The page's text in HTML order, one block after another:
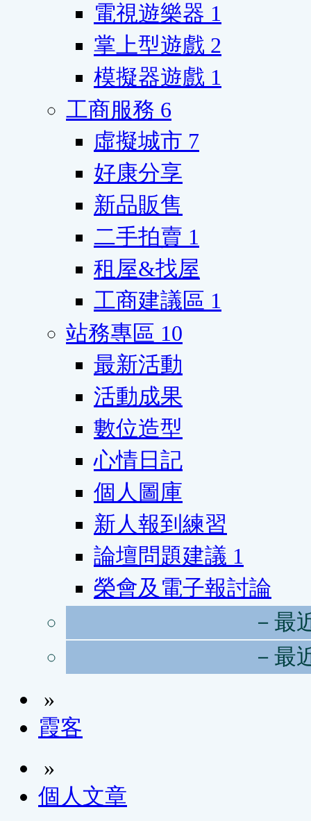
電視遊樂器 1
掌上型遊戲 2
模擬器遊戲 1
工商服務 6
虛擬城市 7
好康分享
新品販售
二手拍賣 1
租屋&找屋
工商建議區 1
站務專區 10
最新活動
活動成果
數位造型
心情日記
個人圖庫
新人報到練習
論壇問題建議 1
榮會及電子報討論
－最
－最
»
霞客
»
個人文章